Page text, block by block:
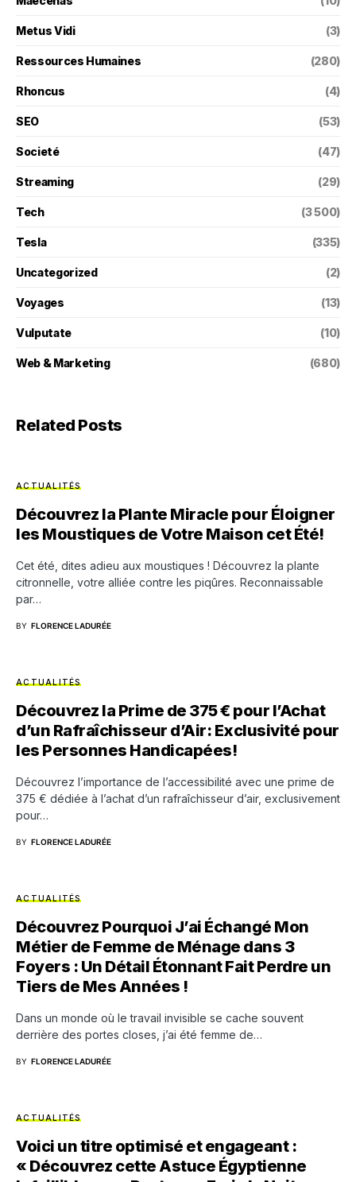
Metus Vidi (3)
Ressources Humaines (280)
Rhoncus (4)
SEO (53)
Societé (47)
Streaming (29)
Tech (3 500)
Tesla (335)
Uncategorized (2)
Voyages (13)
Vulputate (10)
Web & Marketing (680)
Related Posts
ACTUALITÉS
Découvrez la Plante Miracle pour Éloigner
les Moustiques de Votre Maison cet Été!
Cet été, dites adieu aux moustiques ! Découvrez la plante
citronnelle, votre alliée contre les piqûres. Reconnaissable
par…
BY FLORENCE LADURÉE
ACTUALITÉS
Découvrez la Prime de 375 € pour l’Achat
d’un Rafraîchisseur d’Air: Exclusivité pour
les Personnes Handicapées!
Découvrez l’importance de l’accessibilité avec une prime de
375 € dédiée à l’achat d’un rafraîchisseur d’air, exclusivement
pour…
BY FLORENCE LADURÉE
ACTUALITÉS
Découvrez Pourquoi J’ai Échangé Mon
Métier de Femme de Ménage dans 3
Foyers : Un Détail Étonnant Fait Perdre un
Tiers de Mes Années !
Dans un monde où le travail invisible se cache souvent
derrière des portes closes, j’ai été femme de…
BY FLORENCE LADURÉE
ACTUALITÉS
Voici un titre optimisé et engageant :
« Découvrez cette Astuce Égyptienne